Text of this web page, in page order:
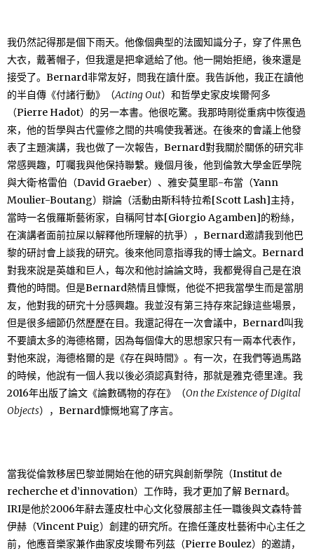
我仍然記得那是個下雨天。他像個典型的法國知識分子，穿了件黑色
大衣，戴著帽子，但我還是把傘遞給了他。他一開始拒絕，後來還是
接受了。Bernard非常友好，問我在讀什麼。我告訴他，我正在讀他
的半自傳《付諸行動》（Acting Out）和哲學史家皮埃爾·阿多
（Pierre Hadot）的另一本書。他很吃驚。我那時剛從重病中恢復過
來，他的哲學與古代靈修之間的共鳴使我著迷。在後來的會議上他發
表了主題演講，我也做了一次報告，Bernard對我關於關係的研究非
常感興趣，叮囑我與他保持聯繫。幾個月後，他到倫敦大學金匠學院
與大衛·格雷伯（David Graeber）、雅安·莫里耶-布當（Yann
Moulier-Boutang）辯論（活動由斯科特·拉希[Scott Lash]主持，
當時一名俄羅斯藝術家，自稱阿甘本[Giorgio Agamben]的粉絲，
在演講者面前拉屎以解釋他所理解的抗爭），Bernard邀請我到他巴
黎的研討會上談我的研究。後來他同意指導我的博士論文。Bernard
對我來說是英雄和巨人，每次和他討論論文時，我都覺得自己是在浪
費他的時間。但是Bernard熱情且慷慨，他從不把我當學生而是當朋
友，他對我的研究十分感興趣。我並沒有第三持存來記錄這些場景，
但是很多細節仍然歷歷在目。我還記得在一次會議中，Bernard叫我
不要讀太多的海德格爾，因為每個偉大的思想家只有一兩本代表作，
對他來說，海德格爾的是《存在與時間》。有一次，在我們等過馬路
的時候，他說​​有一個人我以後必須認真對待，那就是雅克·德里達。我
2016年出版了論文《論數碼物的存在》（On the Existence of Digital
Objects），Bernard慷慨地寫了序言。
當我從倫敦移居巴黎並開始在他的研究與創新學院（Institut de
recherche et d’innovation）工作時，我才更加了解 Bernard。
IRI是他於2006年辭去蓬皮杜中心文化發展部主任一職後與文森特·普
伊赫（Vincent Puig）創建的研究所。在擔任蓬皮杜藝術中心主任之
前，他應音樂家兼作曲家皮埃爾·布列茲（Pierre Boulez）的邀請，